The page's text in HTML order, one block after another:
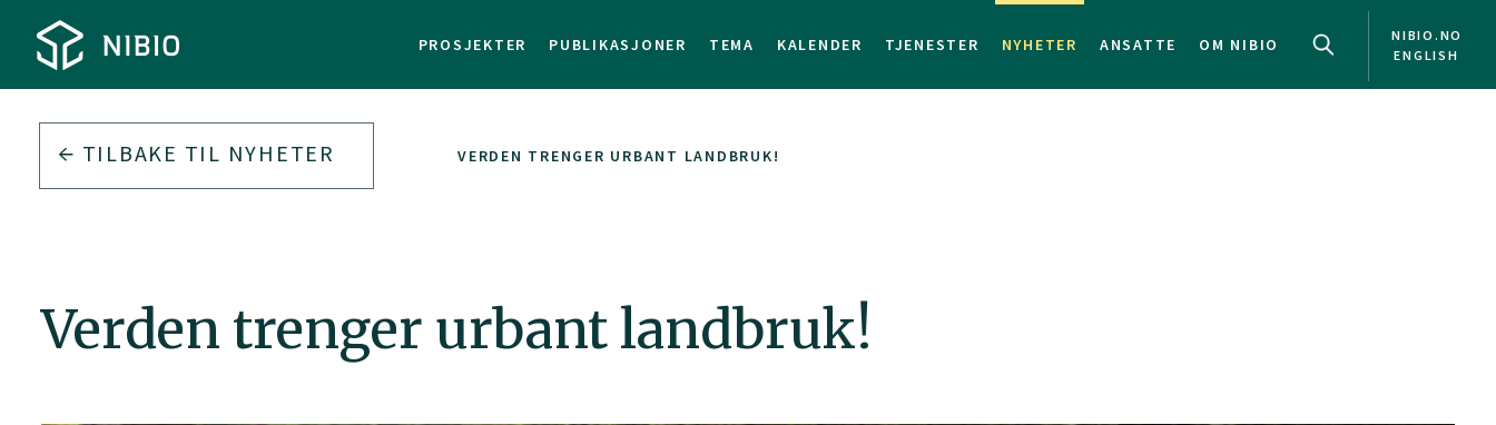
PROSJEKTER PUBLIKASJONER TEMA KALENDER TJENESTER NYHETER ANSATTE OM NIBIO
NIBIO.NO
ENGLISH
TILBAKE TIL NYHETER VERDEN TRENGER URBANT LANDBRUK!
Verden trenger urbant landbruk!